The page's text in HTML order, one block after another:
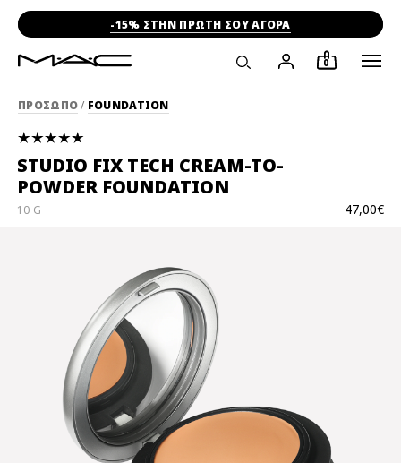
-15% ΣΤΗΝ ΠΡΩΤΗ ΣΟΥ ΑΓΟΡΑ
0
ΠΡΟΣΩΠΟ/ FOUNDATION
STUDIO FIX TECH CREAM-TO-
POWDER FOUNDATION
47,00€
10 G